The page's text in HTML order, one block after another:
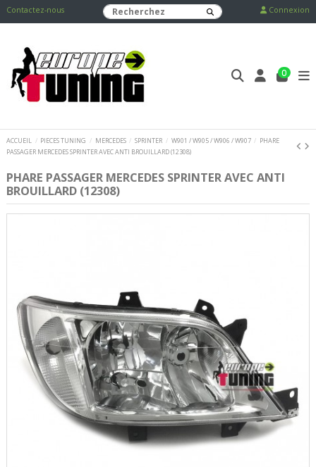
Contactez-nous Connexion
0
ACCUEIL PIECES TUNING MERCEDES SPRINTER W901 / W905 / W906 / W907
PHARE
PASSAGER MERCEDES SPRINTER AVEC ANTI BROUILLARD (12308)
PHARE PASSAGER MERCEDES SPRINTER AVEC ANTI
BROUILLARD (12308)